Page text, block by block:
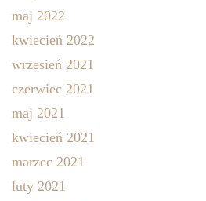
maj 2022
kwiecień 2022
wrzesień 2021
czerwiec 2021
maj 2021
kwiecień 2021
marzec 2021
luty 2021